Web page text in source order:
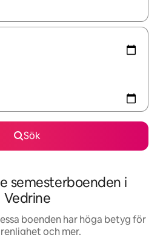
kan du navigera med upp- och
Sök
semesterboenden i
Vedrine
boenden har höga betyg för
och mer.